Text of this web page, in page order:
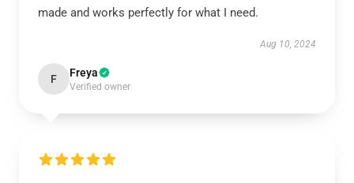
made and works perfectly for what I need.
Aug 10, 2024
F Freya
Verified owner